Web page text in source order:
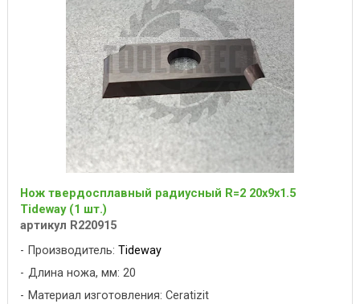
Нож твердосплавный радиусный R=2 20x9x1.5
Tideway (1 шт.)
артикул R220915
Производитель: Tideway
Длина ножа, мм: 20
Материал изготовления: Ceratizit